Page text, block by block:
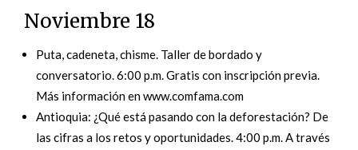
Noviembre 18
Puta, cadeneta, chisme. Taller de bordado y
conversatorio. 6:00 p.m. Gratis con inscripción previa.
Más información en www.comfama.com
Antioquia: ¿Qué está pasando con la deforestación? De
las cifras a los retos y oportunidades. 4:00 p.m. A través